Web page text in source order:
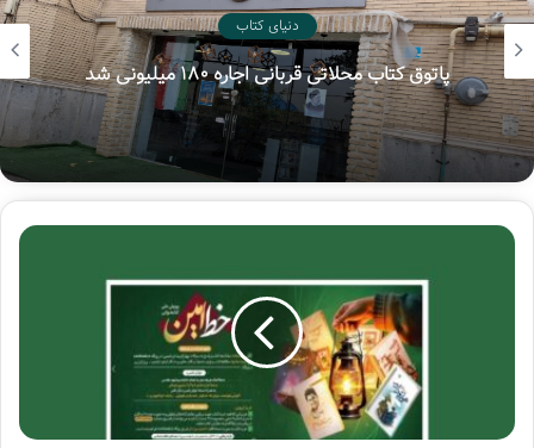
کلانتری وزارت ارشاددنیای کتاب
پاتوق کتاب محلاتی قربانی اجاره ۱۸۰ میلیونی شد